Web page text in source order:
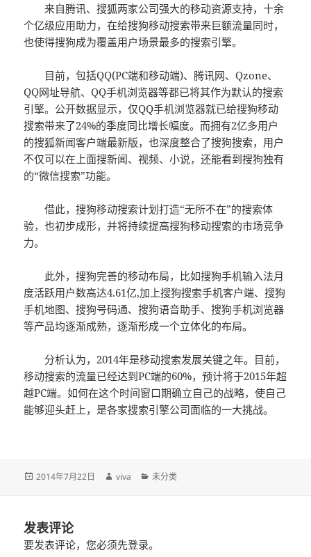
来自腾讯、搜狐两家公司强大的移动资源支持，十余
个亿级应用助力，在给搜狗移动搜索带来巨额流量同时，
也使得搜狗成为覆盖用户场景最多的搜索引擎。
目前，包括QQ(PC端和移动端)、腾讯网、Qzone、
QQ网址导航、QQ手机浏览器等都已将其作为默认的搜索
引擎。公开数据显示，仅QQ手机浏览器就已给搜狗移动
搜索带来了24%的季度同比增长幅度。而拥有2亿多用户
的搜狐新闻客户端最新版，也深度整合了搜狗搜索，用户
不仅可以在上面搜新闻、视频、小说，还能看到搜狗独有
的“微信搜索”功能。
借此，搜狗移动搜索计划打造“无所不在”的搜索体
验，也初步成形，并将持续提高搜狗移动搜索的市场竞争
力。
此外，搜狗完善的移动布局，比如搜狗手机输入法月
度活跃用户数高达4.61亿,加上搜狗搜索手机客户端、搜狗
手机地图、搜狗号码通、搜狗语音助手、搜狗手机浏览器
等产品均逐渐成熟，逐渐形成一个立体化的布局。
分析认为，2014年是移动搜索发展关键之年。目前，
移动搜索的流量已经达到PC端的60%，预计将于2015年超
越PC端。如何在这个时间窗口期确立自己的战略，使自己
能够迎头赶上，是各家搜索引擎公司面临的一大挑战。
发
2014年7月22日
作
viva
分
未分类
发表评论
要发表评论，您必须先登录。